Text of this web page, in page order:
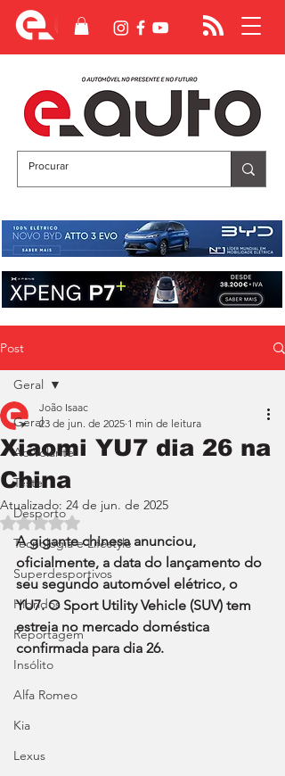
Post
Geral
Ao Volante
Teste
Desporto
Tecnologia e Lifestyle
Superdesportivos
Híbridos
Reportagem
Insólito
Alfa Romeo
Kia
Lexus
Geral
Xiaomi YU7 dia 26 na
China
João Isaac
23 de jun. de 2025 1 min de leitura
Atualizado: 24 de jun. de 2025
Avaliado com NaN de 5 estrelas.
A gigante chinesa anunciou,
oficialmente, a data do lançamento do
seu segundo automóvel elétrico, o
YU7. O Sport Utility Vehicle (SUV) tem
estreia no mercado doméstica
confirmada para dia 26.